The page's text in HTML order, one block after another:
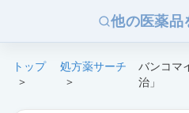
他の医薬品
トップ
>
処方薬サーチ
>
バンコマ
治」